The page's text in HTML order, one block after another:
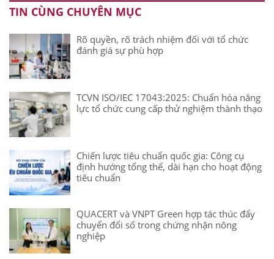
TIN CÙNG CHUYÊN MỤC
Rõ quyền, rõ trách nhiệm đối với tổ chức
đánh giá sự phù hợp
TCVN ISO/IEC 17043:2025: Chuẩn hóa năng
lực tổ chức cung cấp thử nghiệm thành thạo
Chiến lược tiêu chuẩn quốc gia: Công cụ
định hướng tổng thể, dài hạn cho hoạt động
tiêu chuẩn
QUACERT và VNPT Green hợp tác thúc đẩy
chuyển đổi số trong chứng nhận nông
nghiệp